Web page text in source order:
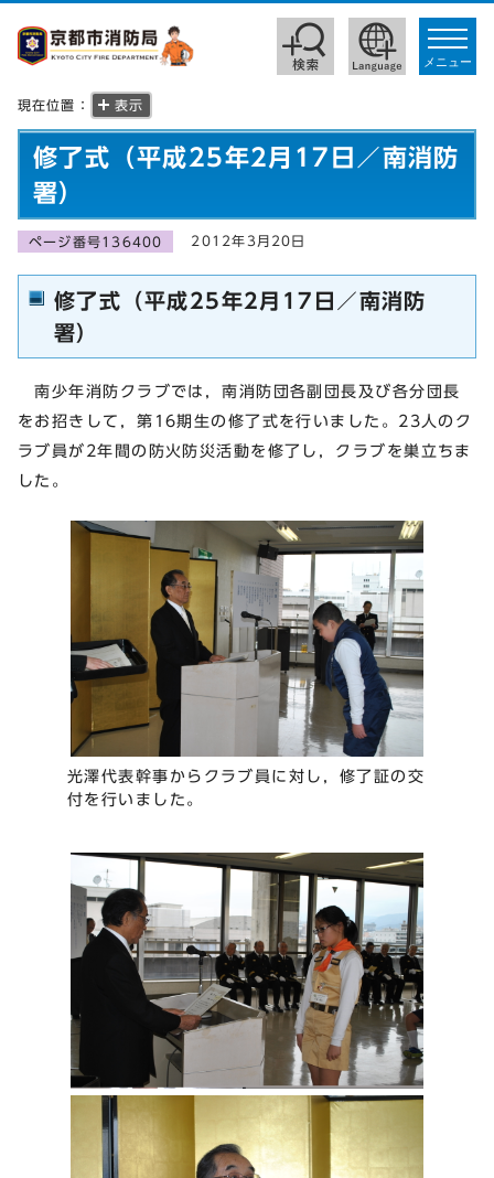
toggle
メニュー
現在位置： 表示
修了式（平成25年2月17日／南消防
署）
ページ番号136400 2012年3月20日
修了式（平成25年2月17日／南消防
署）
南少年消防クラブでは，南消防団各副団長及び各分団長
をお招きして，第16期生の修了式を行いました。23人のク
ラブ員が2年間の防火防災活動を修了し，クラブを巣立ちま
した。
光澤代表幹事からクラブ員に対し，修了証の交
付を行いました。